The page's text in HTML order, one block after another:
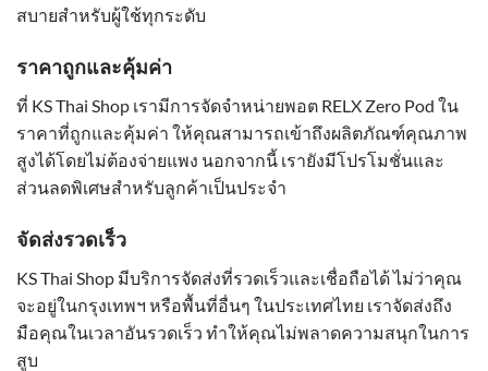
สบายสำหรับผู้ใช้ทุกระดับ
ราคาถูกและคุ้มค่า
ที่ KS Thai Shop เรามีการจัดจำหน่ายพอต RELX Zero Pod ใน
ราคาที่ถูกและคุ้มค่า ให้คุณสามารถเข้าถึงผลิตภัณฑ์คุณภาพ
สูงได้โดยไม่ต้องจ่ายแพง นอกจากนี้ เรายังมีโปรโมชั่นและ
ส่วนลดพิเศษสำหรับลูกค้าเป็นประจำ
จัดส่งรวดเร็ว
KS Thai Shop มีบริการจัดส่งที่รวดเร็วและเชื่อถือได้ ไม่ว่าคุณ
จะอยู่ในกรุงเทพฯ หรือพื้นที่อื่นๆ ในประเทศไทย เราจัดส่งถึง
มือคุณในเวลาอันรวดเร็ว ทำให้คุณไม่พลาดความสนุกในการ
สูบ